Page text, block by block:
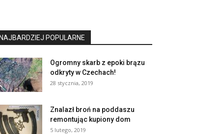
POPULARNE
Ogromny skarb z epoki brązu
odkryty w Czechach!
28 stycznia, 2019
Znalazł broń na poddaszu
remontując kupiony dom
5 lutego, 2019